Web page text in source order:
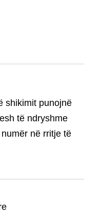
shikimit punojnë
të ndryshme
në rritje të